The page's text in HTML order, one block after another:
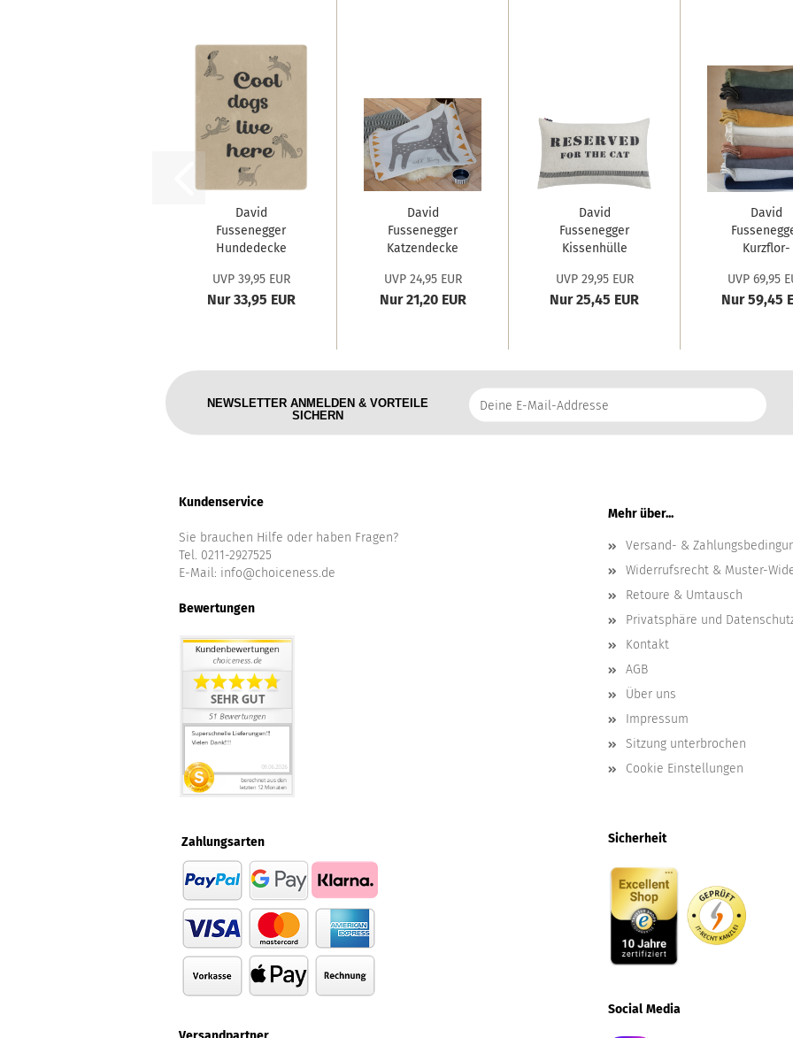
David
Fussenegger
Hundedecke
UVP 39,95 EUR
Nur 33,95 EUR
David
Fussenegger
Katzendecke
UVP 24,95 EUR
Nur 21,20 EUR
David
Fussenegger
Kissenhülle
'reserved...
UVP 29,95 EUR
Nur 25,45 EUR
David
Kurzflor-
Savona...
UVP 69,95
Nur 59,45
NEWSLETTER ANMELDEN & VORTEILE
SICHERN
Deine
E-
Kundenservice
Sie brauchen Hilfe oder haben Fragen?
Tel. 0211-2927525
E-Mail: info@choiceness.de
Bewertungen
Mehr über...
Versand- &
Widerrufsrecht & Muster-
Retoure & Umtausch
Privatsphäre und
Kontakt
AGB
Über uns
Impressum
Sitzung unterbrochen
Cookie Einstellungen
Zahlungsarten Sicherheit
Social Media